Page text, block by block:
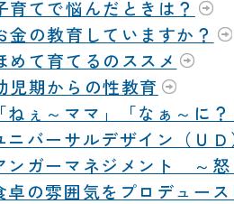
育てで悩んだときは？
金の教育していますか？
めて育てるのススメ
児期からの性教育
ねぇ～ママ」「なぁ～に
ニバーサルデザイン（Ｕ
ンガーマネジメント ～怒
卓の雰囲気をプロデュー